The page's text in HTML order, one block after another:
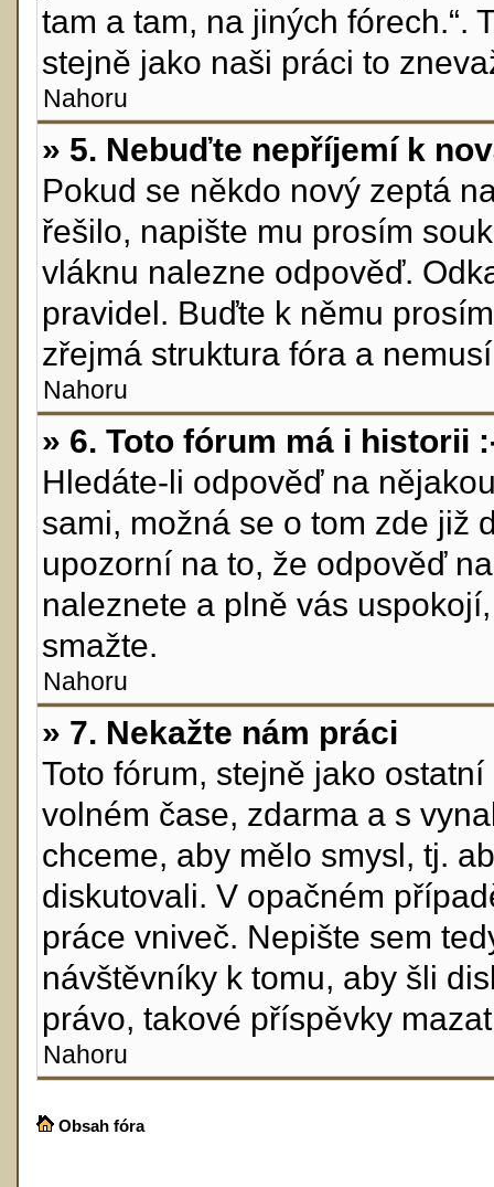
tam a tam, na jiných fórech.“.
stejně jako naši práci to
Nahoru
» 5. Nebuďte nepříjemí k
Pokud se někdo nový zeptá
řešilo, napište mu prosím
vláknu nalezne odpověď.
pravidel. Buďte k němu
zřejmá struktura fóra a
Nahoru
» 6. Toto fórum má i historii
Hledáte-li odpověď na
sami, možná se o tom zde již
upozorní na to, že odpověď
naleznete a plně vás
smažte.
Nahoru
» 7. Nekažte nám práci
Toto fórum, stejně jako
volném čase, zdarma a s
chceme, aby mělo smysl, tj.
diskutovali. V opačném
práce vniveč. Nepište sem
návštěvníky k tomu, aby šli
právo, takové příspěvky
Nahoru
Obsah fóra